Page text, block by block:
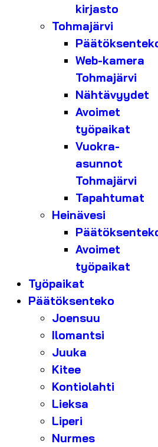
kirjasto
Tohmajärvi
Web-kamera
Tohmajärvi
Nähtävyydet
Avoimet
työpaikat
Vuokra-
asunnot
Tohmajärvi
Tapahtumat
Heinävesi
Avoimet
työpaikat
Työpaikat
Päätöksenteko
Joensuu
Ilomantsi
Juuka
Kitee
Kontiolahti
Lieksa
Liperi
Nurmes